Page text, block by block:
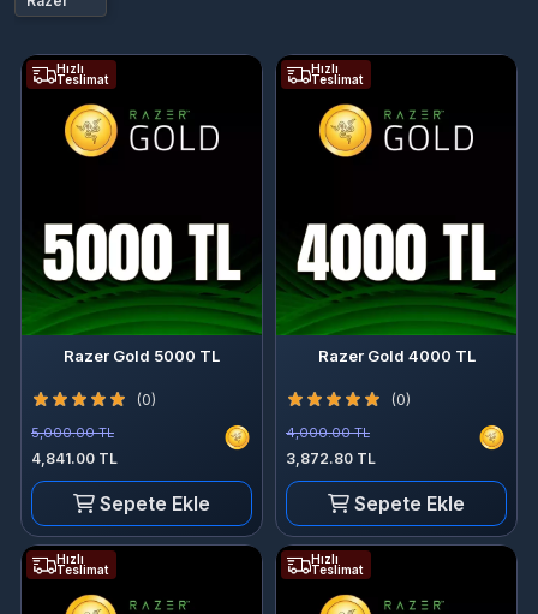
Hızlı
Teslimat
Razer Gold 5000 TL
(0)
5,000.00 TL
4,841.00 TL
Sepete Ekle
Hızlı
Teslimat
Razer Gold 4000 TL
(0)
4,000.00 TL
3,872.80 TL
Sepete Ekle
Hızlı
Teslimat
Hızlı
Teslimat